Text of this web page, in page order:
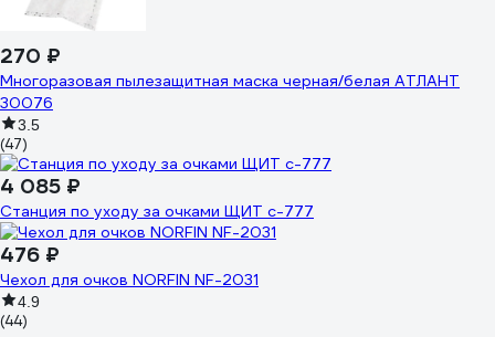
270 ₽
Многоразовая пылезащитная маска черная/белая АТЛАНТ
30076
3.5
(47)
4 085 ₽
Станция по уходу за очками ЩИТ с-777
476 ₽
Чехол для очков NORFIN NF-2031
4.9
(44)